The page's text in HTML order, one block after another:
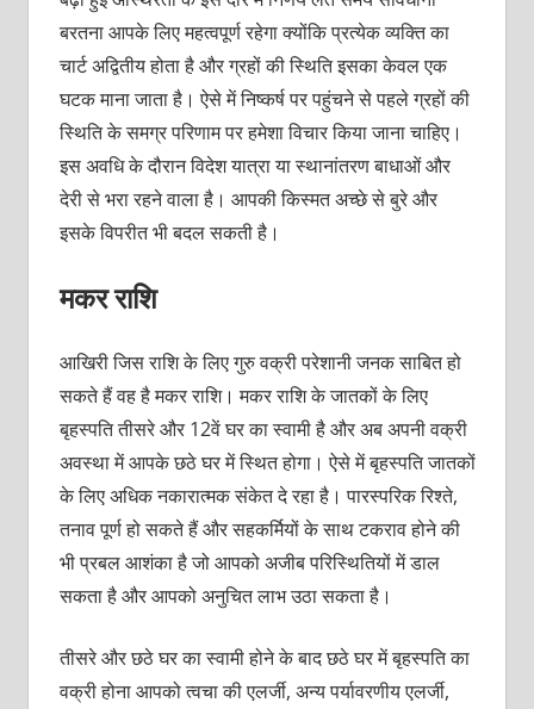
बरतना आपके लिए महत्वपूर्ण रहेगा क्योंकि प्रत्येक व्यक्ति का
चार्ट अद्वितीय होता है और ग्रहों की स्थिति इसका केवल एक
घटक माना जाता है। ऐसे में निष्कर्ष पर पहुंचने से पहले ग्रहों की
स्थिति के समग्र परिणाम पर हमेशा विचार किया जाना चाहिए।
इस अवधि के दौरान विदेश यात्रा या स्थानांतरण बाधाओं और
देरी से भरा रहने वाला है। आपकी किस्मत अच्छे से बुरे और
इसके विपरीत भी बदल सकती है।
मकर राशि
आखिरी जिस राशि के लिए गुरु वक्री परेशानी जनक साबित हो
सकते हैं वह है मकर राशि। मकर राशि के जातकों के लिए
बृहस्पति तीसरे और 12वें घर का स्वामी है और अब अपनी वक्री
अवस्था में आपके छठे घर में स्थित होगा। ऐसे में बृहस्पति जातकों
के लिए अधिक नकारात्मक संकेत दे रहा है। पारस्परिक रिश्ते,
तनाव पूर्ण हो सकते हैं और सहकर्मियों के साथ टकराव होने की
भी प्रबल आशंका है जो आपको अजीब परिस्थितियों में डाल
सकता है और आपको अनुचित लाभ उठा सकता है।
तीसरे और छठे घर का स्वामी होने के बाद छठे घर में बृहस्पति का
वक्री होना आपको त्वचा की एलर्जी, अन्य पर्यावरणीय एलर्जी,